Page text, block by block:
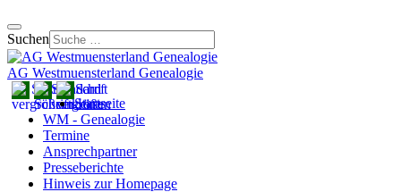
Suchen
AG Westmuensterland Genealogie
Startseite
WM - Genealogie
Termine
Ansprechpartner
Presseberichte
Hinweis zur Homepage